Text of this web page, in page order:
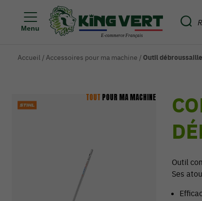
Menu
Accueil /Accessoires pour ma machine / Outil
TOUT POUR MA MACHINE
Outil
Ses